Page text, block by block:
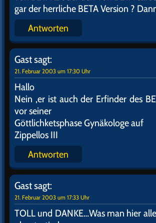
21. Februar 2003 um 16:59 Uhr
Und von welchem Planeten
Bert ?
Antworten
Gast
21. Februar 2003 um 17:24 Uhr
Ernie und Bert sind
Tribbles…schreibt man jetzt
eigentlich groß oder klein…muß ich
der Grammatik G´robi fragen..
Antworten
Gastsagt:
21. Februar 2003 um 17:27 Uhr